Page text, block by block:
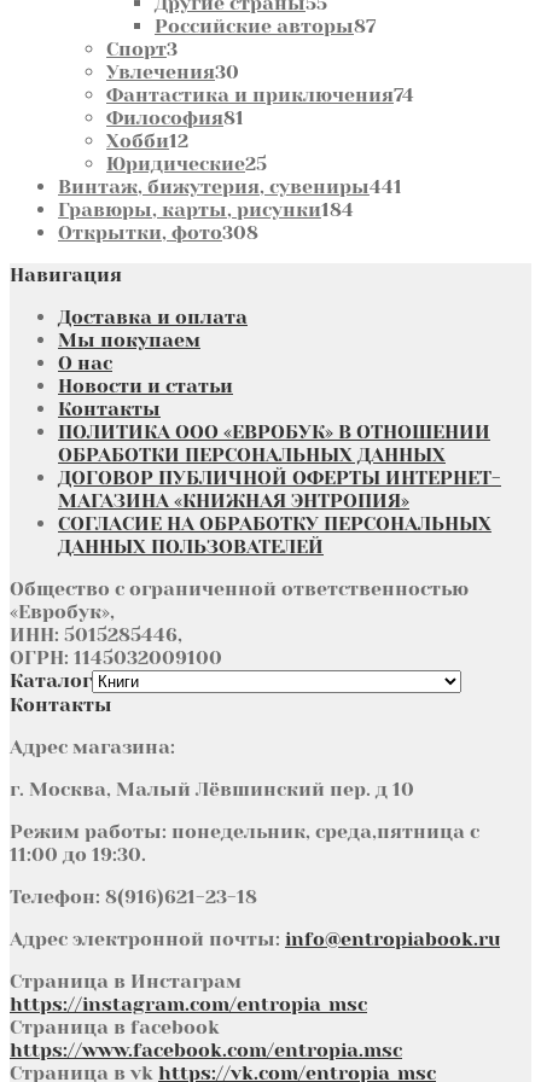
товаров
Российские авторы8787
Спорт33
товара
Увлечения30
товаров
Фантастика и приключения74
Философия81
Хобби1212
товаров
Юридические2525
товаров
Винтаж, бижутерия, сувениры441
Гравюры, карты, рисунки184
Открытки, фото308308
Навигация
Доставка и оплата
Мы покупаем
О нас
Новости и статьи
Контакты
ПОЛИТИКА ООО «ЕВРОБУК» В ОТНОШЕНИИ
ОБРАБОТКИ ПЕРСОНАЛЬНЫХ ДАННЫХ
ДОГОВОР ПУБЛИЧНОЙ ОФЕРТЫ ИНТЕРНЕТ-
МАГАЗИНА «КНИЖНАЯ ЭНТРОПИЯ»
СОГЛАСИЕ НА ОБРАБОТКУ ПЕРСОНАЛЬНЫХ
ДАННЫХ ПОЛЬЗОВАТЕЛЕЙ
Общество с ограниченной ответственностью
«Евробук»,
ИНН: 5015285446,
ОГРН: 1145032009100
Каталог
Контакты
Адрес магазина:
г. Москва, Малый Лёвшинский пер. д 10
Режим работы: понедельник, среда,пятница с
11:00 до 19:30.
Телефон: 8(916)621-23-18
Адрес электронной почты: info@entropiabook.ru
Страница в Инстаграм
https://instagram.com/entropia_msc
Страница в facebook
https://www.facebook.com/entropia.msc
Страница в vk https://vk.com/entropia_msc